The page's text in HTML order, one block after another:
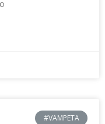
#VAMPETA